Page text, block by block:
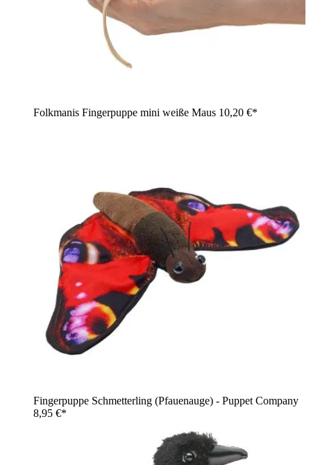
Folkmanis Fingerpuppe mini weiße Maus 10,20 €*
Fingerpuppe Schmetterling (Pfauenauge) - Puppet Company
8,95 €*